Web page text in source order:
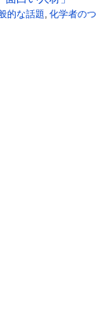
的な話題 化学者のつ